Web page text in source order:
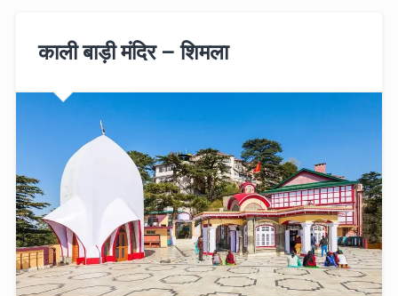
काली बाड़ी मंदिर – शिमला